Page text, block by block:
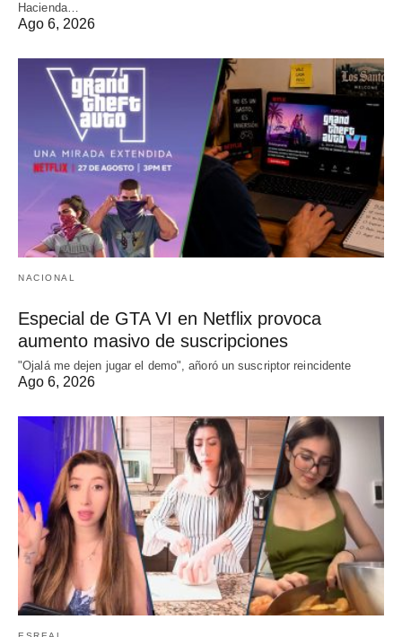
Hacienda…
Ago 6, 2026
NACIONAL
Especial de GTA VI en Netflix provoca
aumento masivo de suscripciones
"Ojalá me dejen jugar el demo", añoró un suscriptor reincidente
Ago 6, 2026